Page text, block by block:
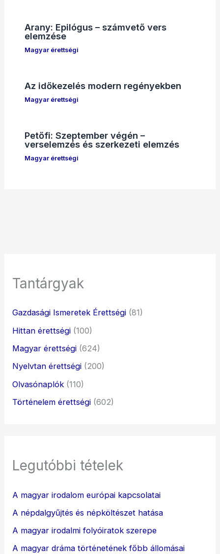
Arany: Epilógus – számvető vers
elemzése
Magyar érettségi
Az időkezelés modern regényekben
Magyar érettségi
Petőfi: Szeptember végén –
verselemzés és szerkezeti elemzés
Magyar érettségi
Tantárgyak
Gazdasági Ismeretek Érettségi (81)
Hittan érettségi (100)
Magyar érettségi (624)
Nyelvtan érettségi (200)
Olvasónaplók (110)
Történelem érettségi (602)
Legutóbbi tételek
A magyar irodalom európai kapcsolatai
A népdalgyűjtés és népköltészet hatása
A magyar irodalmi folyóiratok szerepe
A magyar dráma történetének főbb állomásai